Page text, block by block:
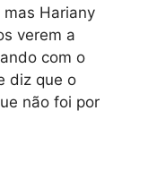
Hariany
verem a
com o
diz que o
não foi por